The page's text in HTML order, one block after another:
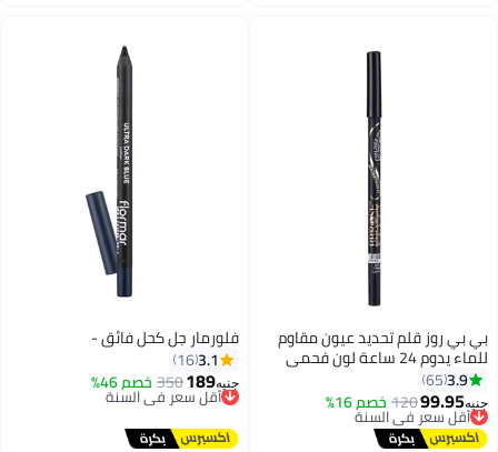
بي بي روز قلم تحديد عيون مقاوم
للماء يدوم 24 ساعة لون فحمي
أسود - 1.5 جم
3.9
65
جنيه99.95
120 خصم 16%
أقل سعر في السنة
توصيل مجاني
أقل سعر في السنة
6
فلورمار جل كحل فائق -
3.1
16
جنيه189
350 خصم 46%
أقل سعر في السنة
توصيل مجاني